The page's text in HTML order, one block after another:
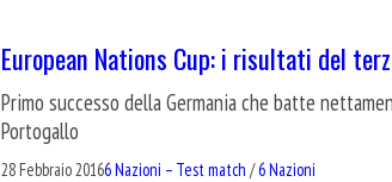
European Nations Cup: i risultati del
Primo successo della Germania che batte
Portogallo
28 Febbraio 20166 Nazioni – Test match /6 Nazioni